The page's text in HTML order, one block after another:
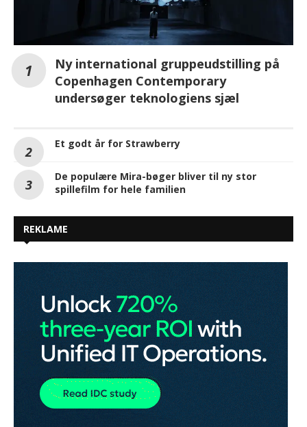
Ny international gruppeudstilling på
Copenhagen Contemporary
undersøger teknologiens sjæl
Et godt år for Strawberry
De populære Mira-bøger bliver til ny stor
spillefilm for hele familien
REKLAME